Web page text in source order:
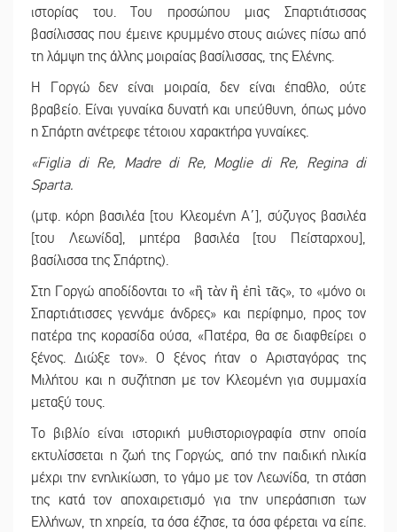
ιστορίας του. Του προσώπου μιας Σπαρτιάτισσας
βασίλισσας που έμεινε κρυμμένο στους αιώνες πίσω από
τη λάμψη της άλλης μοιραίας βασίλισσας, της Ελένης.
Η Γοργώ δεν είναι μοιραία, δεν είναι έπαθλο, ούτε
βραβείο. Είναι γυναίκα δυνατή και υπεύθυνη, όπως μόνο
η Σπάρτη ανέτρεφε τέτοιου χαρακτήρα γυναίκες.
«Figlia di Re, Madre di Re, Moglie di Re, Regina di
Sparta.
(μτφ. κόρη βασιλέα [του Κλεομένη Α΄], σύζυγος βασιλέα
[του Λεωνίδα], μητέρα βασιλέα [του Πείσταρχου],
βασίλισσα της Σπάρτης).
Στη Γοργώ αποδίδονται το «ἢ τὰν ἢ ἐπὶ τᾶς», το «μόνο οι
Σπαρτιάτισσες γεννάμε άνδρες» και περίφημο, προς τον
πατέρα της κορασίδα ούσα, «Πατέρα, θα σε διαφθείρει ο
ξένος. Διώξε τον». Ο ξένος ήταν ο Αρισταγόρας της
Μιλήτου και η συζήτηση με τον Κλεομένη για συμμαχία
μεταξύ τους.
Το βιβλίο είναι ιστορική μυθιστοριογραφία στην οποία
εκτυλίσσεται η ζωή της Γοργώς, από την παιδική ηλικία
μέχρι την ενηλικίωση, το γάμο με τον Λεωνίδα, τη στάση
της κατά τον αποχαιρετισμό για την υπεράσπιση των
Ελλήνων, τη χηρεία, τα όσα έζησε, τα όσα φέρεται να είπε.